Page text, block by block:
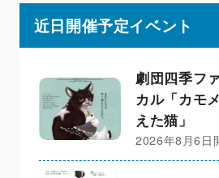
近日開催予定イベント
劇団四季フ
カル「カモ
えた猫」
2026年8月6日